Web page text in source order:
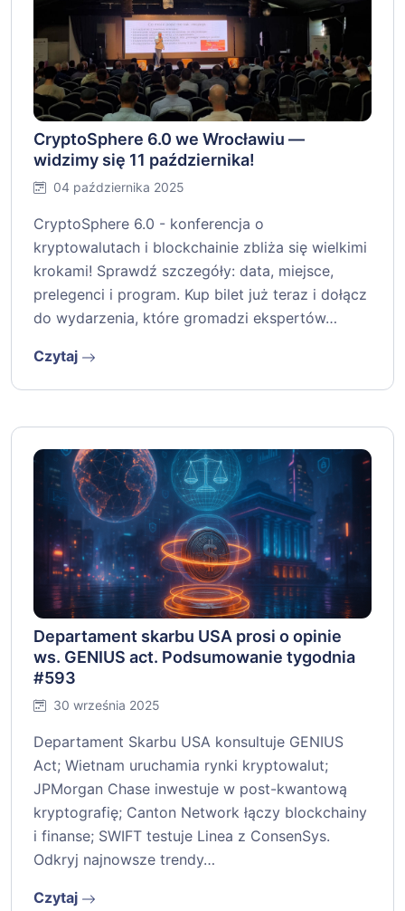
CryptoSphere 6.0 we Wrocławiu —
widzimy się 11 października!
04 października 2025
CryptoSphere 6.0 - konferencja o
kryptowalutach i blockchainie zbliża się wielkimi
krokami! Sprawdź szczegóły: data, miejsce,
prelegenci i program. Kup bilet już teraz i dołącz
do wydarzenia, które gromadzi ekspertów…
Czytaj
Departament skarbu USA prosi o opinie
ws. GENIUS act. Podsumowanie tygodnia
#593
30 września 2025
Departament Skarbu USA konsultuje GENIUS
Act; Wietnam uruchamia rynki kryptowalut;
JPMorgan Chase inwestuje w post-kwantową
kryptografię; Canton Network łączy blockchainy
i finanse; SWIFT testuje Linea z ConsenSys.
Odkryj najnowsze trendy…
Czytaj